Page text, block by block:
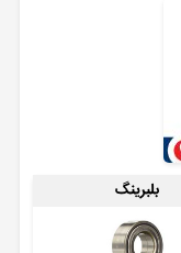
بلبرینگ